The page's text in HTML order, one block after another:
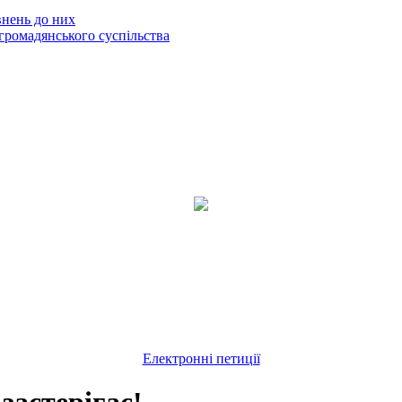
до них
суспільства
Електронні петиції